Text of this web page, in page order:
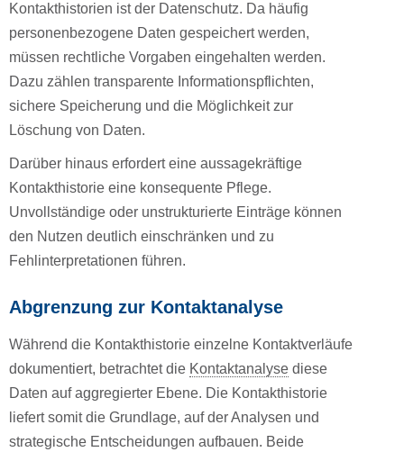
Kontakthistorien ist der Datenschutz. Da häufig
personenbezogene Daten gespeichert werden,
müssen rechtliche Vorgaben eingehalten werden.
Dazu zählen transparente Informationspflichten,
sichere Speicherung und die Möglichkeit zur
Löschung von Daten.
Darüber hinaus erfordert eine aussagekräftige
Kontakthistorie eine konsequente Pflege.
Unvollständige oder unstrukturierte Einträge können
den Nutzen deutlich einschränken und zu
Fehlinterpretationen führen.
Abgrenzung zur Kontaktanalyse
Während die Kontakthistorie einzelne Kontaktverläufe
dokumentiert, betrachtet die Kontaktanalyse diese
Daten auf aggregierter Ebene. Die Kontakthistorie
liefert somit die Grundlage, auf der Analysen und
strategische Entscheidungen aufbauen. Beide